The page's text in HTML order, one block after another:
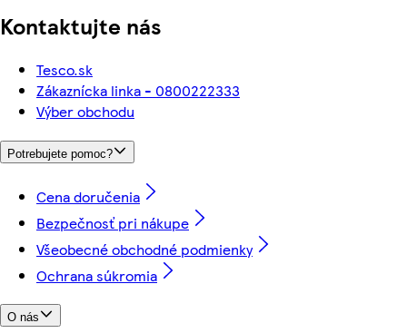
Kontaktujte nás
Tesco.sk
Zákaznícka linka - 0800222333
Výber obchodu
Potrebujete pomoc?
Cena doručenia
Bezpečnosť pri nákupe
Všeobecné obchodné podmienky
Ochrana súkromia
O nás